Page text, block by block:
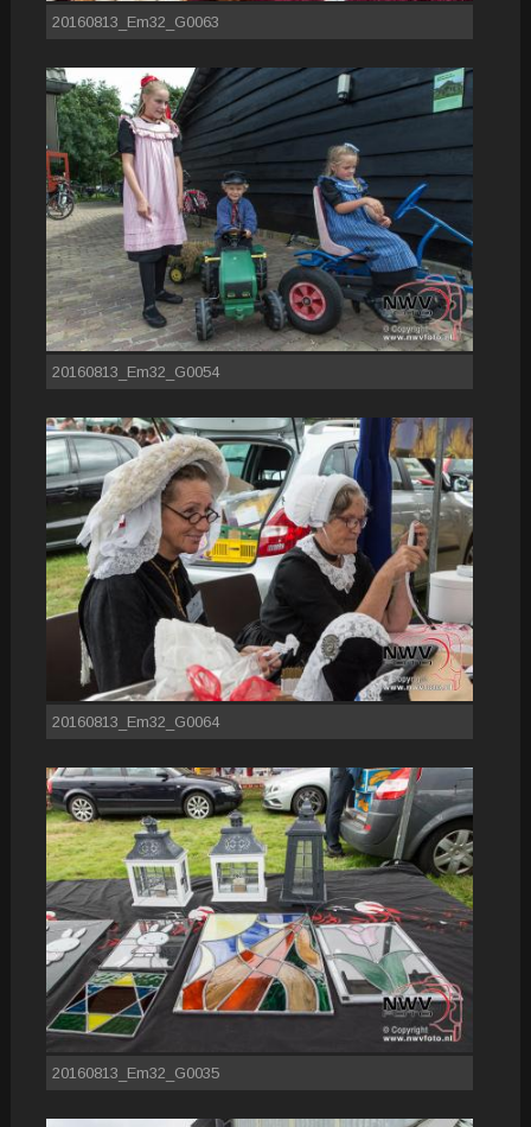
20160813_Em32_G0063
20160813_Em32_G0054
20160813_Em32_G0064
20160813_Em32_G0035